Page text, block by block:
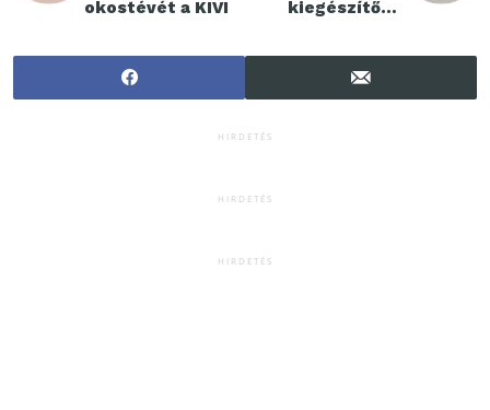
okostévét a KIVI
kiegészítők a
HIRDETÉS
HIRDETÉS
HIRDETÉS